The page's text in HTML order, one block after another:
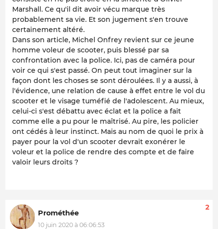
Marshall. Ce qu'il dit avoir vécu marque très
probablement sa vie. Et son jugement s'en trouve
certainement altéré.
Dans son article, Michel Onfrey revient sur ce jeune
homme voleur de scooter, puis blessé par sa
confrontation avec la police. Ici, pas de caméra pour
voir ce qui s'est passé. On peut tout imaginer sur la
façon dont les choses se sont déroulées. Il y a aussi, à
l'évidence, une relation de cause à effet entre le vol du
scooter et le visage tuméfié de l'adolescent. Au mieux,
celui-ci s'est débattu avec éclat et la police a fait
comme elle a pu pour le maîtrisé. Au pire, les policier
ont cédés à leur instinct. Mais au nom de quoi le prix à
payer pour la vol d'un scooter devrait exonérer le
voleur et la police de rendre des compte et de faire
valoir leurs droits ?
Prométhée
10 juin 2020 à 06:06:53
2